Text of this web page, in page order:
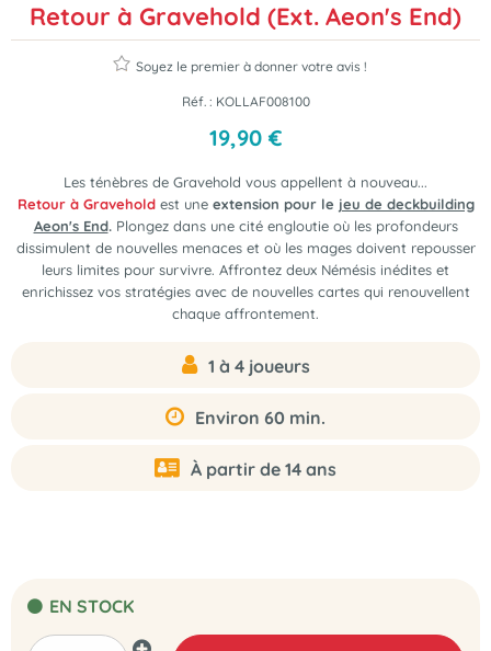
Retour à Gravehold (Ext. Aeon's End)
Soyez le premier à donner votre avis !
Réf. : KOLLAF008100
19,90 €
Les ténèbres de Gravehold vous appellent à nouveau...
Retour à Graveholdest une extension pour le jeu de deckbuilding
Aeon's End. Plongez dans une cité engloutie où les profondeurs
dissimulent de nouvelles menaces et où les mages doivent repousser
leurs limites pour survivre. Affrontez deux Némésis inédites et
enrichissez vos stratégies avec de nouvelles cartes qui renouvellent
chaque affrontement.
1 à 4 joueurs
Environ 60 min.
À partir de 14 ans
EN STOCK